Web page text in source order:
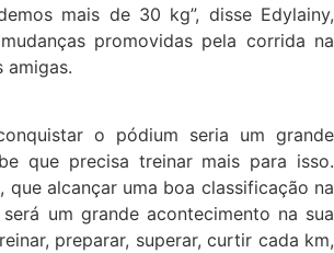
mais de 30 kg”, disse Edylainy,
promovidas pela corrida na
amigas.
o pódium seria um grande
que precisa treinar mais para isso.
que alcançar uma boa classificação na
um grande acontecimento na sua
preparar, superar, curtir cada km,